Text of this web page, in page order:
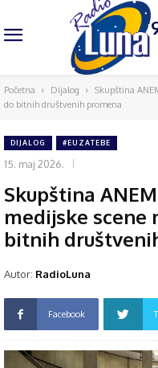
Početna Dijalog
Skupština
do bitnih društvenih promena
DIJALOG #EUZATEBE
15. maj 2026.
Skupština
medijske scene
bitnih
Autor: RadioLuna
Facebook